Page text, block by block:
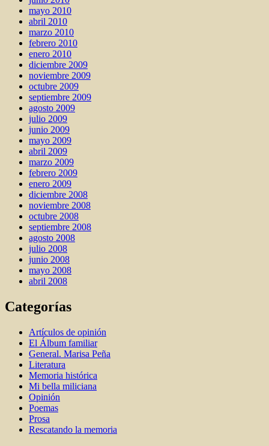
mayo 2010
abril 2010
marzo 2010
febrero 2010
enero 2010
diciembre 2009
noviembre 2009
octubre 2009
septiembre 2009
agosto 2009
julio 2009
junio 2009
mayo 2009
abril 2009
marzo 2009
febrero 2009
enero 2009
diciembre 2008
noviembre 2008
octubre 2008
septiembre 2008
agosto 2008
julio 2008
junio 2008
mayo 2008
abril 2008
Categorías
Artí­culos de opinión
El Álbum familiar
General. Marisa Peña
Literatura
Memoria histórica
Mi bella miliciana
Opinión
Poemas
Prosa
Rescatando la memoria